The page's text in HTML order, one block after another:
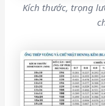
Kích thước, trọng